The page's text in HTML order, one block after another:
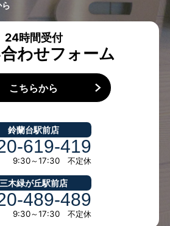
24時間受付
わせフォーム
こちらから
鈴蘭台駅前店
619-419
9:30～17:30 不定休
三木緑が丘駅前店
489-489
9:30～17:30 不定休